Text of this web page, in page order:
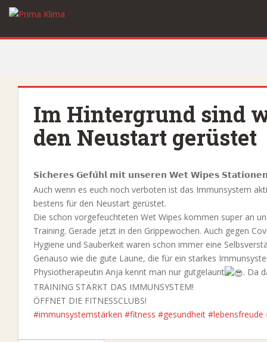
Im Hintergrund sind
den Neustart gerüstet
𝗦𝗶𝗰𝗵𝗲𝗿𝗲𝘀 𝗚𝗲𝗳𝘂̈𝗵𝗹 𝗺𝗶𝘁 𝘂𝗻𝘀𝗲𝗿𝗲𝗻 𝗪𝗲𝘁 𝗪𝗶𝗽𝗲𝘀
Auch wenn es euch noch verboten ist das Immunsystem
bestens für den Neustart gerüstet.
Die schon vorgefeuchteten Wet Wipes kommen super an
Training. Gerade jetzt in den Grippewochen. Auch gegen
Hygiene und Sauberkeit waren schon immer eine
Genauso wie die gute Laune, die für ein starkes
Physiotherapeutin Anja kennt man nur gutgelaunt
. Da
TRAINING STÄRKT DAS IMMUNSYSTEM!
ÖFFNET DIE FITNESSCLUBS!
#immunsystemstärken #fitness #gesundheit #lebensfreude